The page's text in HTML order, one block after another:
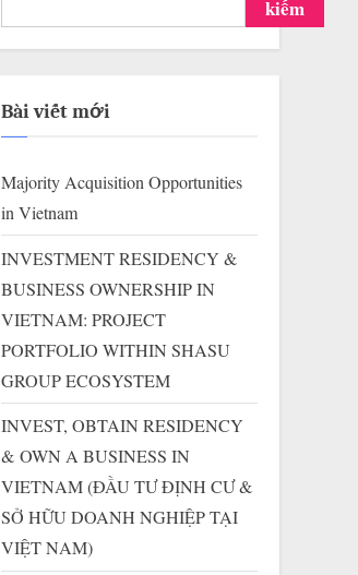
kiếm
Bài viết mới
Majority Acquisition Opportunities
in Vietnam
INVESTMENT RESIDENCY &
BUSINESS OWNERSHIP IN
VIETNAM: PROJECT
PORTFOLIO WITHIN SHASU
GROUP ECOSYSTEM
INVEST, OBTAIN RESIDENCY
& OWN A BUSINESS IN
VIETNAM (ĐẦU TƯ ĐỊNH CƯ &
SỞ HỮU DOANH NGHIỆP TẠI
VIỆT NAM)